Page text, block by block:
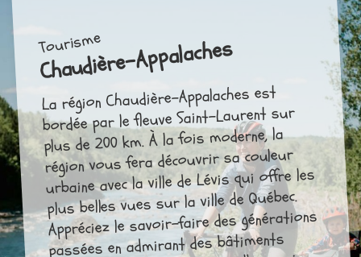
Tourisme
Chaudière-Appalaches
La région Chaudière-Appalaches est
bordée par le fleuve Saint-Laurent sur
plus de 200 km. À la fois moderne, la
région vous fera découvrir sa couleur
urbaine avec la ville de Lévis qui offre les
plus belles vues sur la ville de Québec.
Appréciez le savoir-faire des générations
passées en admirant des bâtiments